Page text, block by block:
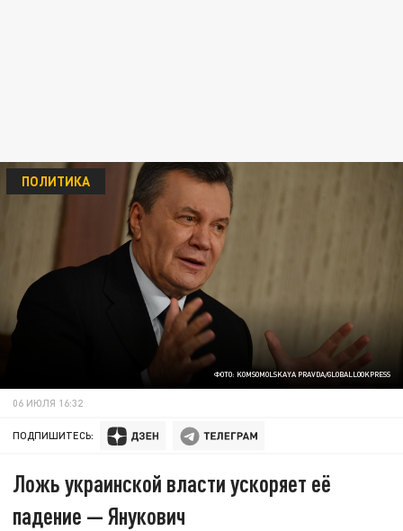
ФОТО: KOMSOMOLSKAYA PRAVDA/GLOBALLOOKPRESS
ПОЛИТИКА
06 ИЮЛЯ 16:32
ПОДПИШИТЕСЬ:
Ложь украинской власти ускоряет её
падение — Янукович